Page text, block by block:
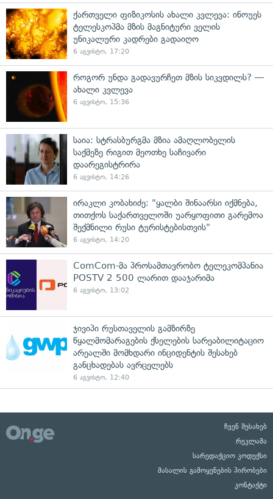
ქართველი ფიზიკოსის ახალი კვლევა: ინოუეს
ტელესკოპმა მზის მაგნიტური ველის
უნიკალური კადრები გადაიღო
6 აგვისტო, 17:20
როგორ უნდა გადავურჩეთ მზის სიკვდილს? —
ახალი კვლევა
6 აგვისტო, 15:36
საია: სტრასბურგმა მზია ამაღლობელის
საქმეზე რიგით მეოთხე საჩივარი
დაარეგისტრირა
6 აგვისტო, 14:26
ირაკლი კობახიძე: "ყალბი შინაარსი იქმნება,
თითქოს საქართველოში უარყოფითი გარემოა
შექმნილი რუსი ტურისტებისთვის"
6 აგვისტო, 14:20
ComCom-მა პროსამთავრობო ტელეკომპანია
POSTV 2 500 ლარით დააჯარიმა
6 აგვისტო, 13:02
ჯივიპი რუსთაველის გამზირზე
წყალმომარაგების ქსელების სარეაბილიტაციო
არეალში მომხდარი ინციდენტის შესახებ
განცხადებას ავრცელებს
6 აგვისტო, 12:40
ჩვენ შესახებ
რეკლამა
სარედაქციო კოდექსი
მასალის გამოყენების პირობები
კონტაქტი